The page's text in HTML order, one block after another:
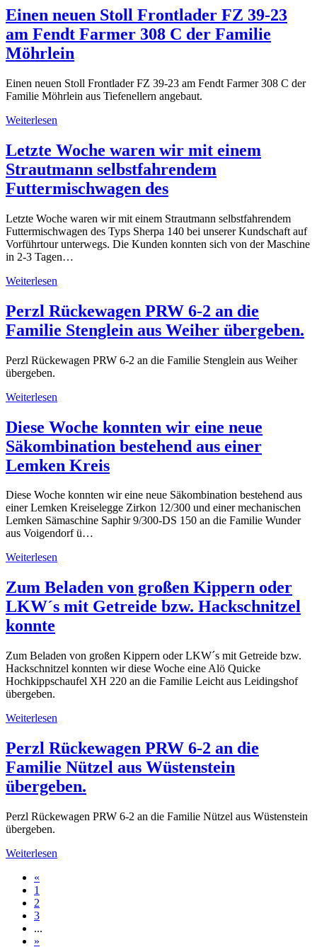
Einen neuen Stoll Frontlader FZ 39-23
am Fendt Farmer 308 C der Familie
Möhrlein
Einen neuen Stoll Frontlader FZ 39-23 am Fendt Farmer 308 C der
Familie Möhrlein aus Tiefenellern angebaut.
Weiterlesen
Letzte Woche waren wir mit einem
Strautmann selbstfahrendem
Futtermischwagen des
Letzte Woche waren wir mit einem Strautmann selbstfahrendem
Futtermischwagen des Typs Sherpa 140 bei unserer Kundschaft auf
Vorführtour unterwegs. Die Kunden konnten sich von der Maschine
in 2-3 Tagen…
Weiterlesen
Perzl Rückewagen PRW 6-2 an die
Familie Stenglein aus Weiher übergeben.
Perzl Rückewagen PRW 6-2 an die Familie Stenglein aus Weiher
übergeben.
Weiterlesen
Diese Woche konnten wir eine neue
Säkombination bestehend aus einer
Lemken Kreis
Diese Woche konnten wir eine neue Säkombination bestehend aus
einer Lemken Kreiselegge Zirkon 12/300 und einer mechanischen
Lemken Sämaschine Saphir 9/300-DS 150 an die Familie Wunder
aus Voigendorf ü…
Weiterlesen
Zum Beladen von großen Kippern oder
LKW´s mit Getreide bzw. Hackschnitzel
konnte
Zum Beladen von großen Kippern oder LKW´s mit Getreide bzw.
Hackschnitzel konnten wir diese Woche eine Alö Quicke
Hochkippschaufel XH 220 an die Familie Leicht aus Leidingshof
übergeben.
Weiterlesen
Perzl Rückewagen PRW 6-2 an die
Familie Nützel aus Wüstenstein
übergeben.
Perzl Rückewagen PRW 6-2 an die Familie Nützel aus Wüstenstein
übergeben.
Weiterlesen
«
1
2
3
...
»